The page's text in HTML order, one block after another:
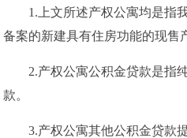
1.上文所述产权公寓均是指我
备案的新建具有住房功能的现售
2.产权公寓公积金贷款是指
款。
3.产权公寓其他公积金贷款提